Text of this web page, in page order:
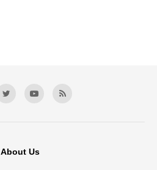
About Us